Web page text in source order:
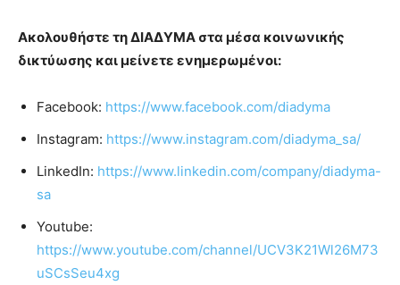
Ακολουθήστε τη ΔΙΑΔΥΜΑ στα μέσα κοινωνικής
δικτύωσης και μείνετε ενημερωμένοι:
Facebook: https://www.facebook.com/diadyma
Instagram: https://www.instagram.com/diadyma_sa/
LinkedIn: https://www.linkedin.com/company/diadyma-
sa
Youtube:
https://www.youtube.com/channel/UCV3K21Wl26M73
uSCsSeu4xg